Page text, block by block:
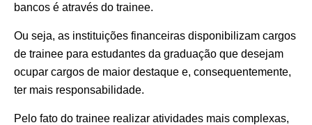
bancos é através do trainee.
Ou seja, as instituições financeiras disponibilizam cargos
de trainee para estudantes da graduação que desejam
ocupar cargos de maior destaque e, consequentemente,
ter mais responsabilidade.
Pelo fato do trainee realizar atividades mais complexas,